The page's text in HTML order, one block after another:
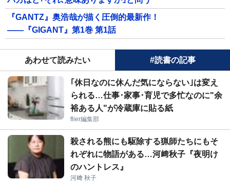
『GANTZ』奥浩哉が描く圧倒的最新作！
――『GIGANT』第1巻 第1話
あわせて読みたい #読書の記事
｢休日なのに休んだ気にならない｣は変え
られる…仕事･家事･育児で多忙なのに"余
裕ある人"が冷蔵庫に貼る紙
flier編集部
殺される熊にも駆除する猟師たちにもそ
れぞれに物語がある…河﨑秋子『夜明け
のハントレス』
河﨑 秋子